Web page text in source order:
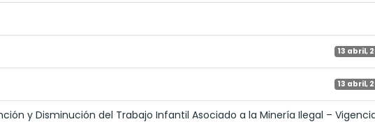
13 abril,
13 abril,
y Disminución del Trabajo Infantil Asociado a la Minería Ilegal –